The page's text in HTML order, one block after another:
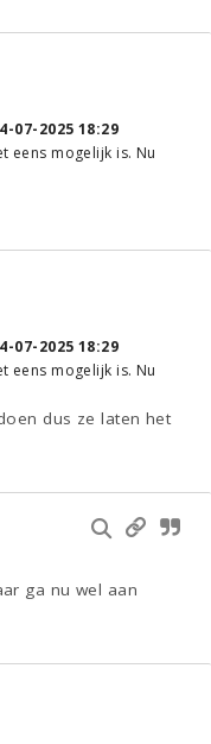
07-2025 18:29
eens mogelijk is. Nu
07-2025 18:29
eens mogelijk is. Nu
dus ze laten het
ga nu wel aan